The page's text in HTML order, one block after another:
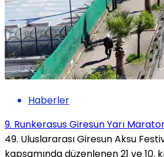
Haberler
9. Runkerasus Giresun Yarı
49. Uluslararası Giresun Aksu
kapsamında düzenlenen 21 ve 10.